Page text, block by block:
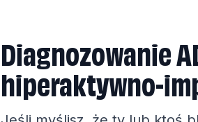
Diagnozowanie
hiperaktywno-